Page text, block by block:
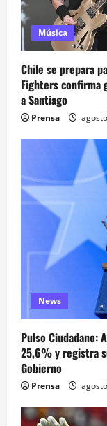
Música
Chile se prepara
Fighters confirma
a Santiago
Prensa
News
Pulso Ciudadano:
25,6% y registra
Gobierno
Prensa